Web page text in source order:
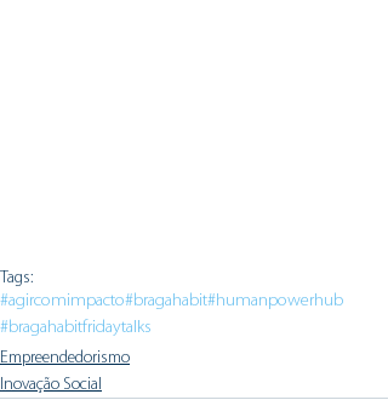
Tags:
#agircomimpacto#bragahabit#humanpowerhub
#bragahabitfridaytalks
Empreendedorismo
Inovação Social